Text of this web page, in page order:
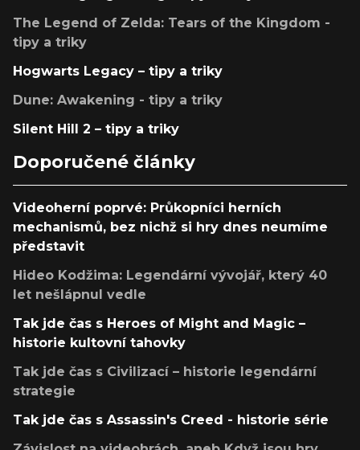
The Legend of Zelda: Tears of the Kingdom -
tipy a triky
Hogwarts Legacy – tipy a triky
Dune: Awakening - tipy a triky
Silent Hill 2 – tipy a triky
Doporučené články
Videoherní poprvé: Průkopníci herních
mechanismů, bez nichž si hry dnes neumíme
představit
Hideo Kodžima: Legendární vývojář, který 40
let nešlápnul vedle
Tak jde čas s Heroes of Might and Magic –
historie kultovní tahovky
Tak jde čas s Civilizací – historie legendární
strategie
Tak jde čas s Assassin's Creed - historie série